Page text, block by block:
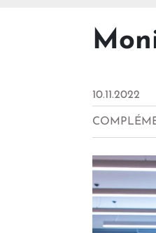
10.11.2022